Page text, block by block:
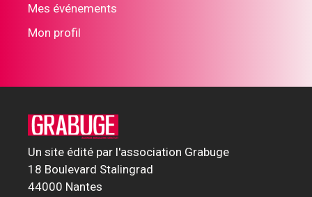
Mes événements
Mon profil
Un site édité par l'association Grabuge
18 Boulevard Stalingrad
44000 Nantes